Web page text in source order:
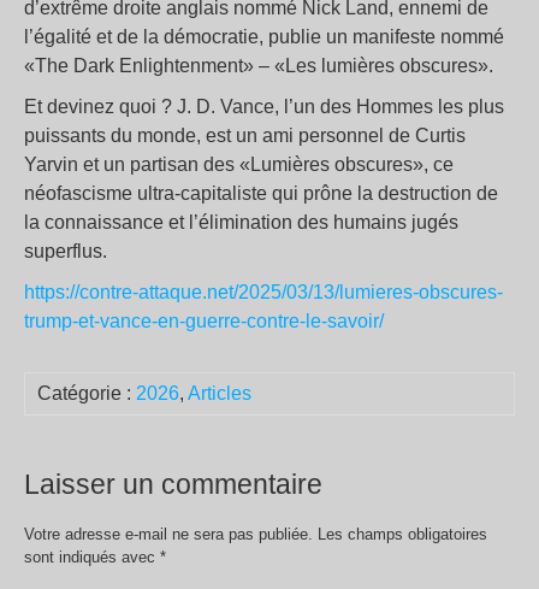
d’extrême droite anglais nommé Nick Land, ennemi de
l’égalité et de la démocratie, publie un manifeste nommé
«The Dark Enlightenment» – «Les lumières obscures».
Et devinez quoi ? J. D. Vance, l’un des Hommes les plus
puissants du monde, est un ami personnel de Curtis
Yarvin et un partisan des «Lumières obscures», ce
néofascisme ultra-capitaliste qui prône la destruction de
la connaissance et l’élimination des humains jugés
superflus.
https://contre-attaque.net/2025/03/13/lumieres-obscures-
trump-et-vance-en-guerre-contre-le-savoir/
Catégorie : 2026, Articles
Laisser un commentaire
Votre adresse e-mail ne sera pas publiée. Les champs obligatoires
sont indiqués avec *